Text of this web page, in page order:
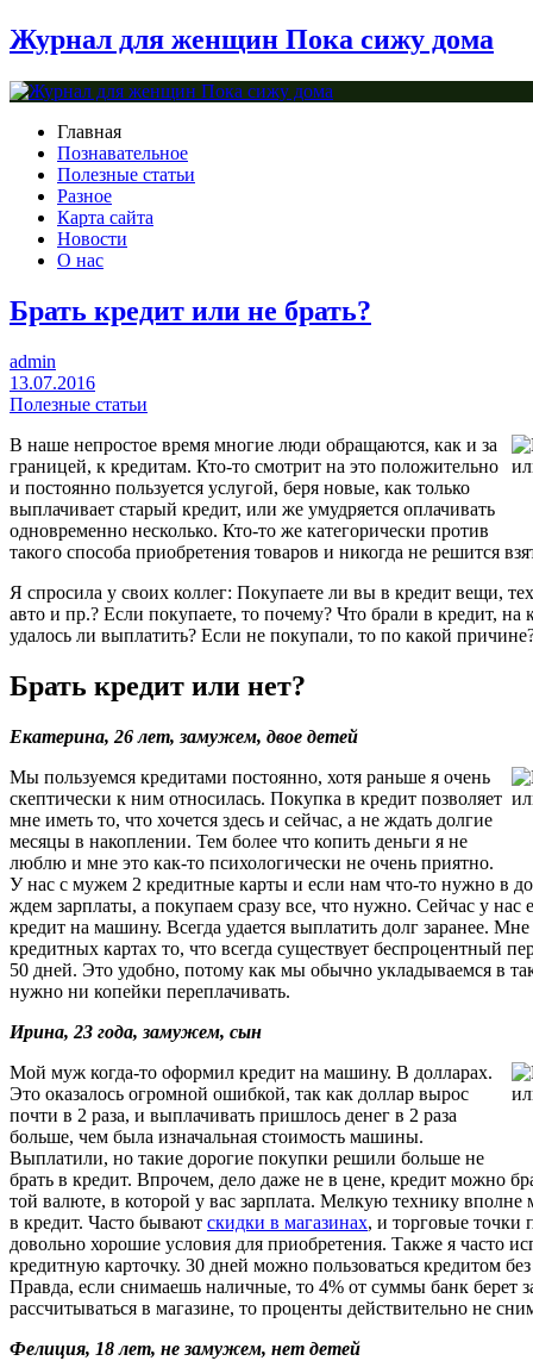
Журнал для женщин Пока сижу дома
Главная
Познавательное
Полезные статьи
Разное
Карта сайта
Новости
О нас
Брать кредит или не брать?
admin
13.07.2016
Полезные статьи
В наше непростое время многие люди обращаются, как и за
границей, к кредитам. Кто-то смотрит на это положительно
и постоянно пользуется услугой, беря новые, как только
выплачивает старый кредит, или же умудряется оплачивать
одновременно несколько. Кто-то же категорически против
такого способа приобретения товаров и никогда не решится
Я спросила у своих коллег: Покупаете ли вы в кредит вещи,
авто и пр.? Если покупаете, то почему? Что брали в кредит, на
удалось ли выплатить? Если не покупали, то по какой
Брать кредит или нет?
Екатерина, 26 лет, замужем, двое детей
Мы пользуемся кредитами постоянно, хотя раньше я очень
скептически к ним относилась. Покупка в кредит позволяет
мне иметь то, что хочется здесь и сейчас, а не ждать долгие
месяцы в накоплении. Тем более что копить деньги я не
люблю и мне это как-то психологически не очень приятно.
У нас с мужем 2 кредитные карты и если нам что-то нужно в
ждем зарплаты, а покупаем сразу все, что нужно. Сейчас у нас
кредит на машину. Всегда удается выплатить долг заранее.
кредитных картах то, что всегда существует беспроцентный
50 дней. Это удобно, потому как мы обычно укладываемся в
нужно ни копейки переплачивать.
Ирина, 23 года, замужем, сын
Мой муж когда-то оформил кредит на машину. В долларах.
Это оказалось огромной ошибкой, так как доллар вырос
почти в 2 раза, и выплачивать пришлось денег в 2 раза
больше, чем была изначальная стоимость машины.
Выплатили, но такие дорогие покупки решили больше не
брать в кредит. Впрочем, дело даже не в цене, кредит можно
той валюте, в которой у вас зарплата. Мелкую технику
в кредит. Часто бывают скидки в магазинах, и торговые точки
довольно хорошие условия для приобретения. Также я часто
кредитную карточку. 30 дней можно пользоваться кредитом
Правда, если снимаешь наличные, то 4% от суммы банк берет
рассчитываться в магазине, то проценты действительно не
Фелиция, 18 лет, не замужем, нет детей